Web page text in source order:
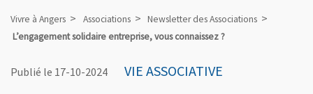
Vivre à Angers Associations
Newsletter des Associations
L’engagement solidaire entreprise, vous connaissez ?
Publié le 17-10-2024 VIE ASSOCIATIVE